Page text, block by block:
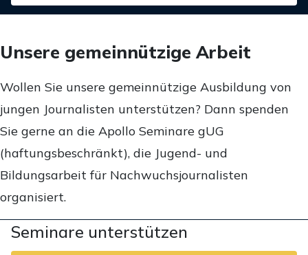
Unsere gemeinnützige Arbeit
Wollen Sie unsere gemeinnützige Ausbildung von
jungen Journalisten unterstützen? Dann spenden
Sie gerne an die Apollo Seminare gUG
(haftungsbeschränkt), die Jugend- und
Bildungsarbeit für Nachwuchsjournalisten
organisiert.
Seminare unterstützen